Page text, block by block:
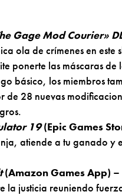
Gage Mod Courier»
ola de crímenes en
ponerte las máscaras
básico, los miembros
28 nuevas
19(Epic Games
atiende a tu ganado y
(Amazon Games App) –
la justicia reuniendo